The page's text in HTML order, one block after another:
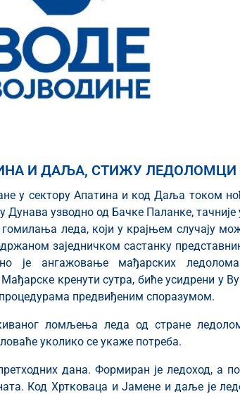
И ДАЉА, СТИЖУ ЛЕДОЛОМЦИ
у сектору Апатина и код Даља током
Дунава узводно од Бачке Паланке,
леда, који у крајњем случају
заједничком састанку
је ангажовање мађарских
кренути сутра, биће усидрени у
предвиђеним споразумом.
ломљења леда од стране
уколико се укаже потреба.
дана. Формиран је ледоход, а
Код Хртковаца и Јамене и даље је